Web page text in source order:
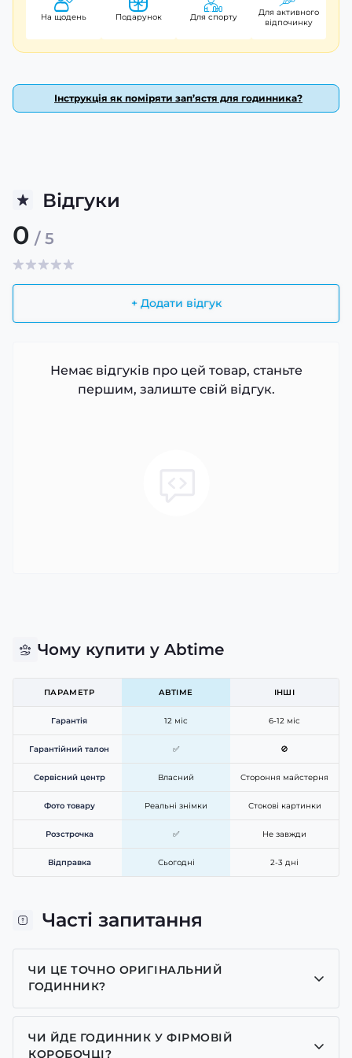
На щодень Подарунок Для спорту
Для активного
відпочинку
Інструкція як поміряти зап’ястя для годинника?
Відгуки
0 / 5
+ Додати відгук
Немає відгуків про цей товар, станьте
першим, залиште свій відгук.
Чому купити у Abtime
ПАРАМЕТР ABTIME ІНШІ
Гарантія 12 міс 6-12 міс
Гарантійний талон ✅ 🚫
Сервісний центр Власний Стороння майстерня
Фото товару Реальні знімки Стокові картинки
Розстрочка ✅ Не завжди
Відправка Сьогодні 2-3 дні
Часті запитання
ЧИ ЦЕ ТОЧНО ОРИГІНАЛЬНИЙ
ГОДИННИК?
Так, усі годинники у нас лише оригінальні, ми є
представником багатьох брендів.
ЧИ ЙДЕ ГОДИННИК У ФІРМОВІЙ
КОРОБОЧЦІ?